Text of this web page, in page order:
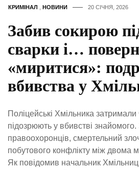
КРИМІНАЛ НОВИНИ 20 СІЧНЯ, 2026
Забив сокирою
сварки і…
«миритися»:
вбивства у
Поліцейські Хмільника затримали
підозрюють у вбивстві
правоохоронців, смертельний
побутового конфлікту між двома
Як повідомив начальник